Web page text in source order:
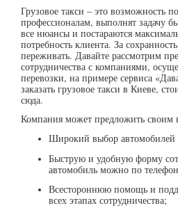
Грузовое такси – это возможность
профессионалам, выполнят задачу
все нюансы и постараются
потребность клиента. За
переживать. Давайте рассмотрим
сотрудничества с компаниями,
перевозки, на примере сервиса
заказать грузовое такси в Киеве,
сюда.
Компания может предложить своим
Широкий выбор автомобилей
Быструю и удобную форму
автомобиль можно по
Всестороннюю помощь и
всех этапах сотрудничества;